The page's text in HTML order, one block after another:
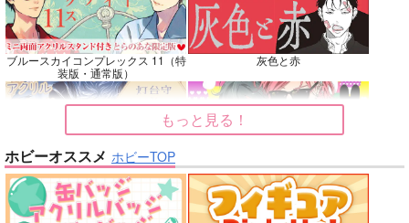
名も無きシャイニーア
ワー
ウエマリ
専売 446円（税込）
轟焦凍×緑谷出久
サンプル
カート
Beginning！
魚イチ場
770円 （税込）
その他
キョウヤ×カラスバ
サンプル
カート
Elements
韋譜律斗
専売 583 円（税込）
サンプル
カート
ブルースカイコンプレックス 11（特
装版・通常版）
灰色と赤
灯台守とかもめの子 3 ヤリチン☆ビッチ部 7
もっと見る！
ホビーオススメ ホビーTOP